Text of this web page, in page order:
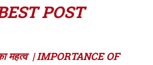
POST
महत्व | IMPORTANCE OF